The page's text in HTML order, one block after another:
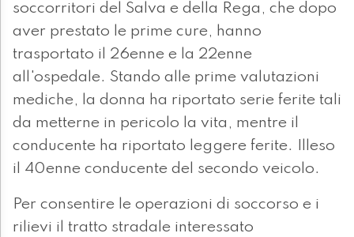
soccorritori del Salva e della Rega, che dopo
aver prestato le prime cure, hanno
trasportato il 26enne e la 22enne
all'ospedale. Stando alle prime valutazioni
mediche, la donna ha riportato serie ferite tali
da metterne in pericolo la vita, mentre il
conducente ha riportato leggere ferite. Illeso
il 40enne conducente del secondo veicolo.
Per consentire le operazioni di soccorso e i
rilievi il tratto stradale interessato